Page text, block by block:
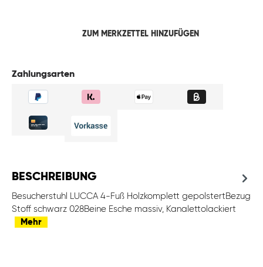
ZUM MERKZETTEL HINZUFÜGEN
Zahlungsarten
BESCHREIBUNG
Besucherstuhl LUCCA 4-Fuß Holzkomplett gepolstertBezug
Stoff schwarz 028Beine Esche massiv, Kanalettolackiert
Mehr